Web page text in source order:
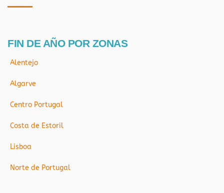
FIN DE AÑO POR ZONAS
Alentejo
Algarve
Centro Portugal
Costa de Estoril
Lisboa
Norte de Portugal